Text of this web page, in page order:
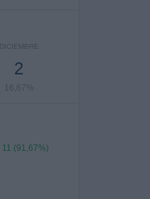
DICIEMBRE
2
16,67%
11 (91,67%)